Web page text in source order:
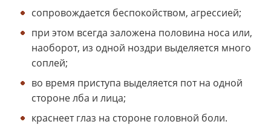
сопровождается беспокойством, агрессией;
при этом всегда заложена половина носа или,
наоборот, из одной ноздри выделяется много
соплей;
во время приступа выделяется пот на одной
стороне лба и лица;
краснеет глаз на стороне головной боли.